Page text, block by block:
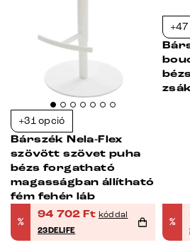
+31 opció
Bárszék Nela-Flex
szövött szövet puha
bézs forgatható
magasságban állítható
fém fehér láb
%
94 702 Ft kóddal
23DELIFE
%